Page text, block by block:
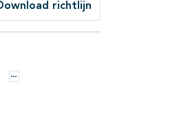
richtlijn
Opties